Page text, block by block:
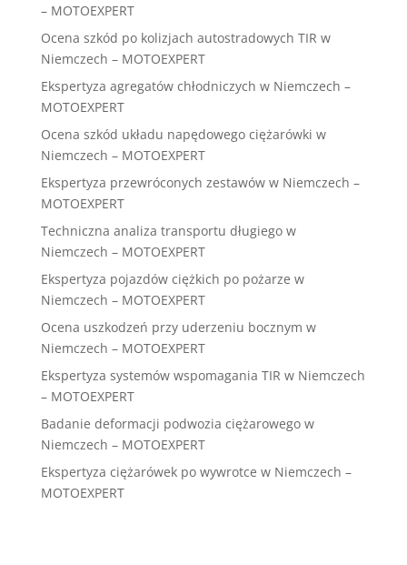
– MOTOEXPERT
Ocena szkód po kolizjach autostradowych TIR w
Niemczech – MOTOEXPERT
Ekspertyza agregatów chłodniczych w Niemczech –
MOTOEXPERT
Ocena szkód układu napędowego ciężarówki w
Niemczech – MOTOEXPERT
Ekspertyza przewróconych zestawów w Niemczech –
MOTOEXPERT
Techniczna analiza transportu długiego w
Niemczech – MOTOEXPERT
Ekspertyza pojazdów ciężkich po pożarze w
Niemczech – MOTOEXPERT
Ocena uszkodzeń przy uderzeniu bocznym w
Niemczech – MOTOEXPERT
Ekspertyza systemów wspomagania TIR w Niemczech
– MOTOEXPERT
Badanie deformacji podwozia ciężarowego w
Niemczech – MOTOEXPERT
Ekspertyza ciężarówek po wywrotce w Niemczech –
MOTOEXPERT